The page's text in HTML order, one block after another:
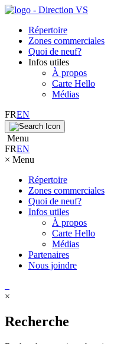
Répertoire
Zones commerciales
Quoi de neuf?
Infos utiles
À propos
Carte Hello
Médias
FREN
Menu
FREN
× Menu
Répertoire
Zones commerciales
Quoi de neuf?
Infos utiles
À propos
Carte Hello
Médias
Partenaires
Nous joindre
×
Recherche